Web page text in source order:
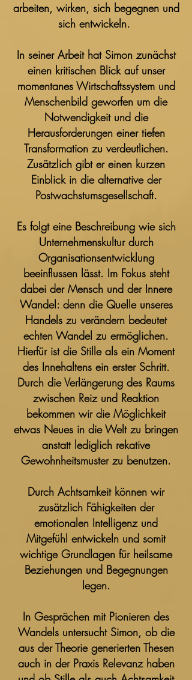
arbeiten, wirken, sich begegnen und
sich entwickeln.
In seiner Arbeit hat Simon zunächst
einen kritischen Blick auf unser
momentanes Wirtschaftssystem und
Menschenbild geworfen um die
Notwendigkeit und die
Herausforderungen einer tiefen
Transformation zu verdeutlichen.
Zusätzlich gibt er einen kurzen
Einblick in die alternative der
Postwachstumsgesellschaft.
Es folgt eine Beschreibung wie sich
Unternehmenskultur durch
Organisationsentwicklung
beeinflussen lässt. Im Fokus steht
dabei der Mensch und der Innere
Wandel: denn die Quelle unseres
Handels zu verändern bedeutet
echten Wandel zu ermöglichen.
Hierfür ist die Stille als ein Moment
des Innehaltens ein erster Schritt.
Durch die Verlängerung des Raums
zwischen Reiz und Reaktion
bekommen wir die Möglichkeit
etwas Neues in die Welt zu bringen
anstatt lediglich rekative
Gewohnheitsmuster zu benutzen.
Durch Achtsamkeit können wir
zusätzlich Fähigkeiten der
emotionalen Intelligenz und
Mitgefühl entwickeln und somit
wichtige Grundlagen für heilsame
Beziehungen und Begegnungen
legen.
In Gesprächen mit Pionieren des
Wandels untersucht Simon, ob die
aus der Theorie generierten Thesen
auch in der Praxis Relevanz haben